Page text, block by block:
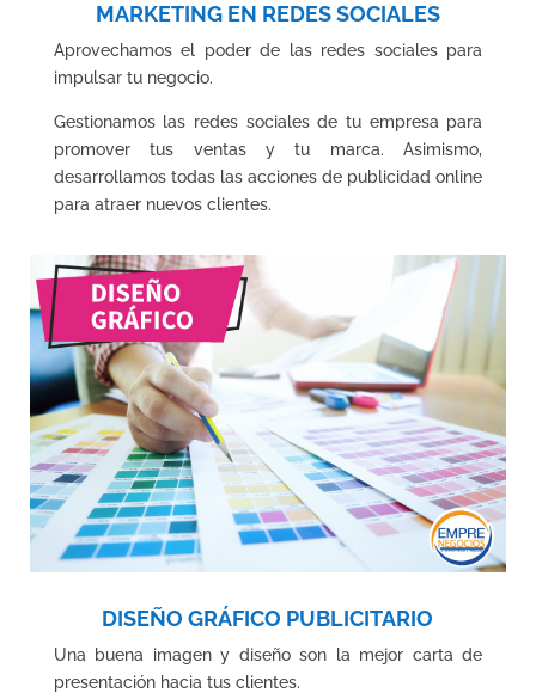
MARKETING EN REDES SOCIALES
Aprovechamos el poder de las redes sociales para
impulsar tu negocio.
Gestionamos las redes sociales de tu empresa para
promover tus ventas y tu marca. Asimismo,
desarrollamos todas las acciones de publicidad online
para atraer nuevos clientes.
DISEÑO GRÁFICO PUBLICITARIO
Una buena imagen y diseño son la mejor carta de
presentación hacia tus clientes.